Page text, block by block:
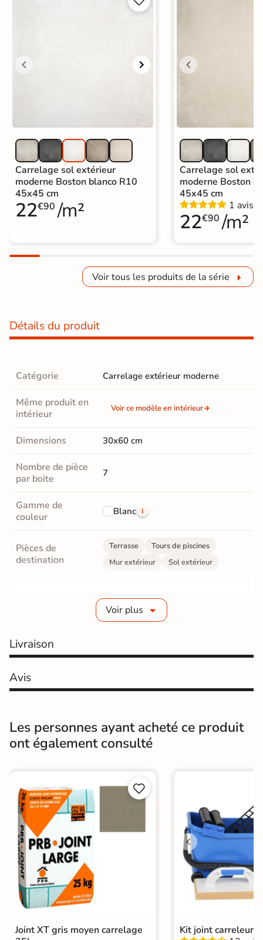
Carrelage sol extérieur
moderne Boston blanco R10
45x45 cm
22€90 /m²
Carrelage sol
moderne Boston
45x45 cm
1 avis
22€90 /m²
Voir tous les produits de la série
Détails du produit
Catégorie Carrelage extérieur moderne
Même produit en
intérieur
Voir ce modèle en intérieur
Dimensions 30x60 cm
Nombre de pièce
par boite
7
Gamme de
couleur
Blanc
Pièces de
destination
Terrasse
Tours de piscines
Mur extérieur
Sol extérieur
8 mm
Coefficient
antidérapant
Grip Doux
facile à nettoyer.
l'usure
Gr4 - Très résistant
Bords Non-rectifié
Finition
Surface
Résistant au Gel
Variation de la
couleur
Conditionnement Boite
Voir plus
Livraison
Avis
Les personnes ayant acheté ce produit
ont également consulté


Joint XT gris moyen carrelage
Kit joint carreleur